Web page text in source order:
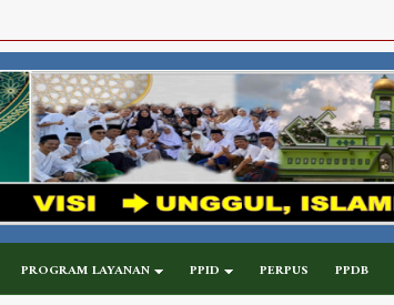
PROGRAM LAYANAN PPID PERPUS PPDB